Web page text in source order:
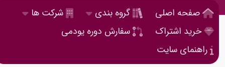
صفحه اصلی گروه بندی
شرکت ها
خرید اشتراک
سفارش دوره یودمی
راهنمای سایت